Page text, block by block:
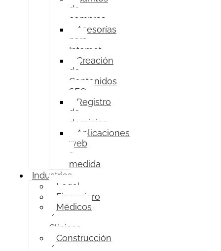
de
compras
Asesorías
para
Internet
Creación
de
Contenidos
SEO
Registro
de
dominios
Aplicaciones
web
a
medida
Industrias
Legal
Financiero
Médicos
/
Clínicas
Construcción
/